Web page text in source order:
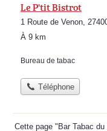
Le P'tit Bistrot
1 Route de Venon,
À 9 km
Bureau de tabac
Téléphone
Cette page "Bar Tabac